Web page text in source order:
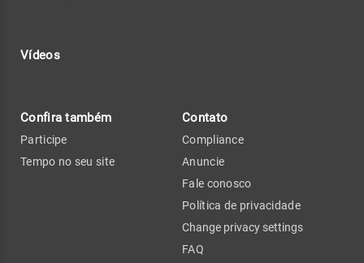
Vídeos
Confira também
Participe
Tempo no seu site
Contato
Compliance
Anuncie
Fale conosco
Política de privacidade
Change privacy settings
FAQ